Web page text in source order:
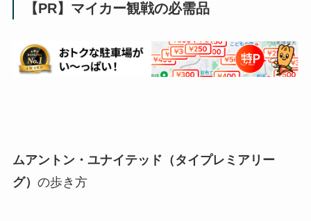
【PR】マイカー観戦の必需品
ムアントン・ユナイテッド（タイプレミアリー
グ） の歩き方